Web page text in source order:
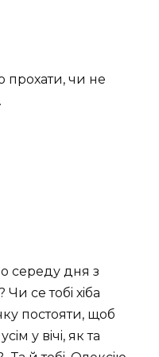
прохати, чи не
середу дня з
Чи се тобi хiба
постояти, щоб
у вiчi, як та